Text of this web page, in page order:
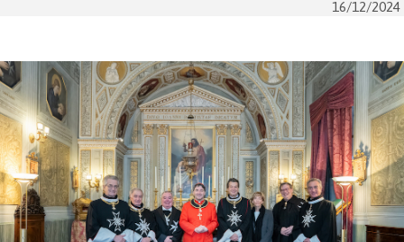
16/12/2024